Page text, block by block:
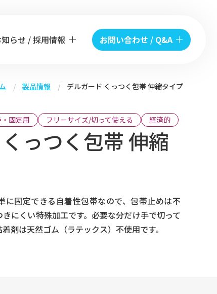
らせ / 採用情報 お問い合わせ / Q&A
製品情報 デルガード くっつく包帯 伸縮タイプ
固定用 フリーサイズ/切って使える 経済的
っつく包帯 伸縮
に固定できる自着性包帯なので、包帯止めは不
にくい特殊加工です。必要な分だけ手で切って
剤は天然ゴム（ラテックス）不使用です。